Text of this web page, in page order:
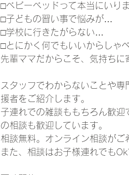
□ベビーベッドって本当にいり
□子どもの習い事で悩みが…
□学校に行きたがらない…
□とにかく何でもいいからしゃ
先輩ママだからこそ、気持ちに
スタッフでわからないことや
援者をご紹介します。
子連れでの雑談ももちろん歓
の相談も歓迎しています。
相談無料。オンライン相談がご
また、相談はお子様連れでも